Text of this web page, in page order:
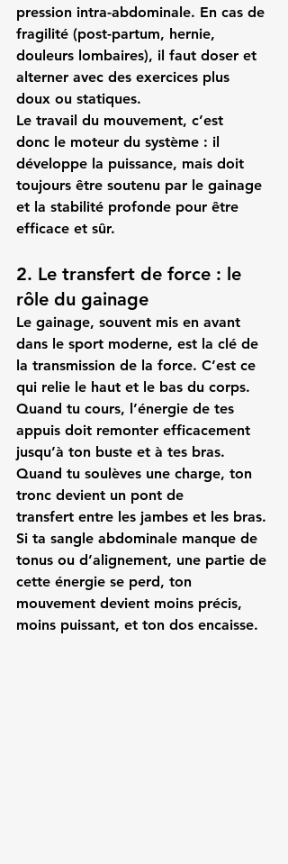
pression intra-abdominale. En cas de
fragilité (post-partum, hernie,
douleurs lombaires), il faut doser et
alterner avec des exercices plus
doux ou statiques.
Le travail du mouvement, c’est
donc le moteur du système : il
développe la puissance, mais doit
toujours être soutenu par le gainage
et la stabilité profonde pour être
efficace et sûr.
2. Le transfert de force : le
rôle du gainage
Le gainage, souvent mis en avant
dans le sport moderne, est la clé de
la transmission de la force. C’est ce
qui relie le haut et le bas du corps.
Quand tu cours, l’énergie de tes
appuis doit remonter efficacement
jusqu’à ton buste et à tes bras.
Quand tu soulèves une charge, ton
tronc devient un pont de
transfert entre les jambes et les bras.
Si ta sangle abdominale manque de
tonus ou d’alignement, une partie de
cette énergie se perd, ton
mouvement devient moins précis,
moins puissant, et ton dos encaisse.